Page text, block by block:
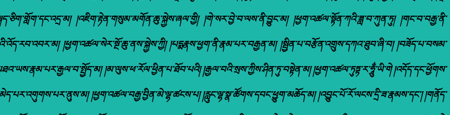
།འཇིག་རྟེན་གསུམ་མགོན་ཆུ་སྐྱེས་ཞལ་གྱི། །གེ་སར་བྱེ་བ་ལས་ནི་བྱུང་མ། །ཕྱག་འཚལ་སྟོན་ཀའི་ཟླ་བ་ཀུན་ཏུ། །གང་བ་བརྒྱ་ནི་
།ཕྱག་འཚལ་སེར་སྔོ་ཆུ་ནས་སྐྱེས་ཀྱི། །པདྨརྣས་ཕྱག་ནི་རྣམ་པར་བརྒྱན་མ། །སྦྱིན་པ་བརྩོན་འགྲུས་དཀའ་ཐུབ་ཞི་བ། །བཟོད་པ་བསམ་
།མ་ལུས་ཕ་རོལ་ཕྱིན་པ་ཐོབ་པའི། །རྒྱལ་བའི་སྲས་ཀྱིས་ཤིན་ཏུ་བསྟེན་མ། །ཕྱག་འཚལ་ཏུཏྟ་ར་ཧཱུྂ་ཡི་གེ །འདོད་དང་ཕྱོགས་
།ཕྱག་འཚལ་བརྒྱ་བྱིན་མེ་ལྷ་ཚངས་པ། །རླུང་ལྷ་སྣ་ཚོགས་དབང་ཕྱུག་མཆོད་མ། །འབྱུང་པོ་རོ་ལངས་དྲི་ཟ་རྣམས་དང་། །གནོད་